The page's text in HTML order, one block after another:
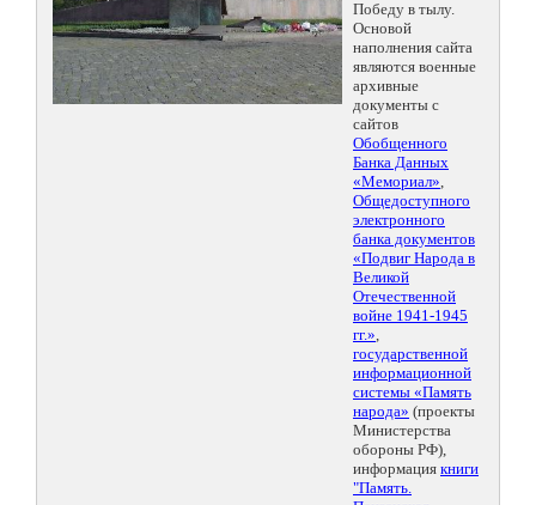
Победу в тылу.
Основой
наполнения сайта
являются военные
архивные
документы с
сайтов
Обобщенного
Банка Данных
«Мемориал»,
Общедоступного
электронного
банка документов
«Подвиг Народа в
Великой
Отечественной
войне 1941-1945
гг.»,
государственной
информационной
системы «Память
народа» (проекты
Министерства
обороны РФ),
информация книги
"Память.